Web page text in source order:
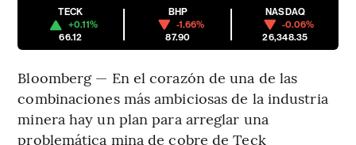
TECK
+0.11%
66.12
BHP
-1.66%
87.90
NASDAQ
-0.06%
26,348.35
Bloomberg — En el corazón de una de las
combinaciones más ambiciosas de la industria
minera hay un plan para arreglar una
problemática mina de cobre de Teck